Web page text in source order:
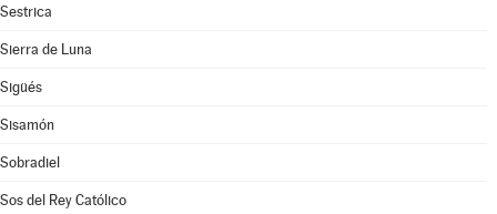
Sestrica
Sierra de Luna
Sigüés
Sisamón
Sobradiel
Sos del Rey Católico